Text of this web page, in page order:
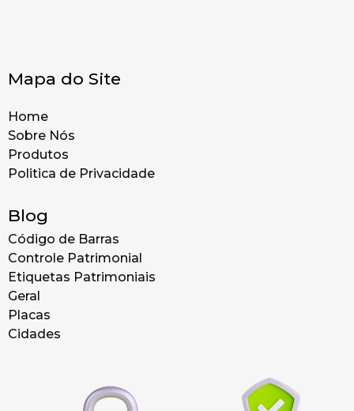
Mapa do Site
Home
Sobre Nós
Produtos
Politica de Privacidade
Blog
Código de Barras
Controle Patrimonial
Etiquetas Patrimoniais
Geral
Placas
Cidades